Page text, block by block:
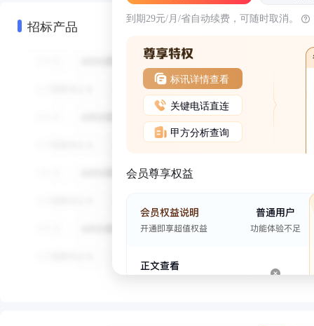
招标产品 到期29元/月/省自动续费，可随时取消。
标讯详情查看
关键电话直连
甲方分析查询
会员尊享权益